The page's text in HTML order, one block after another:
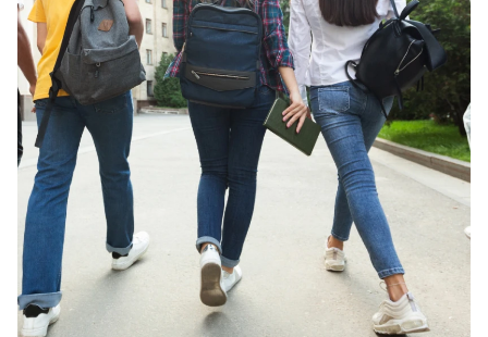
niedziela, 23 czerwca 2024, 09:00